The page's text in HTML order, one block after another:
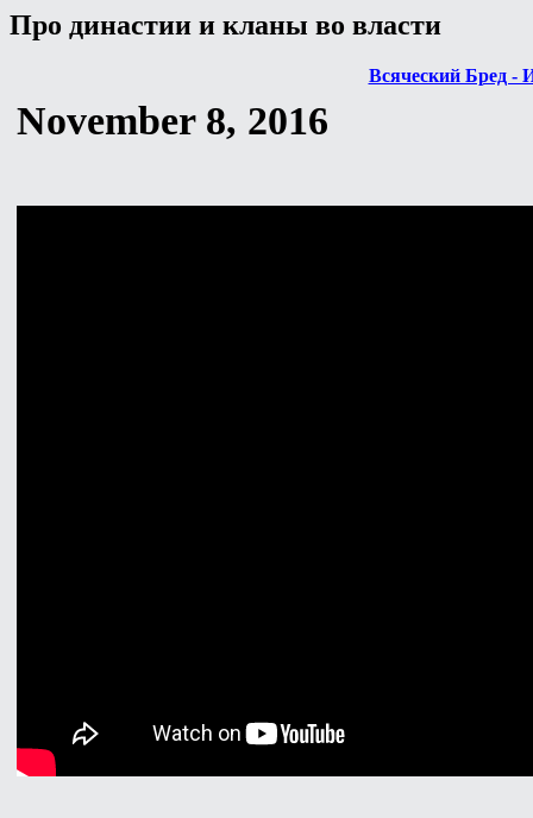
Про династии и кланы во власти
Всяческий Бред -
November 8, 2016